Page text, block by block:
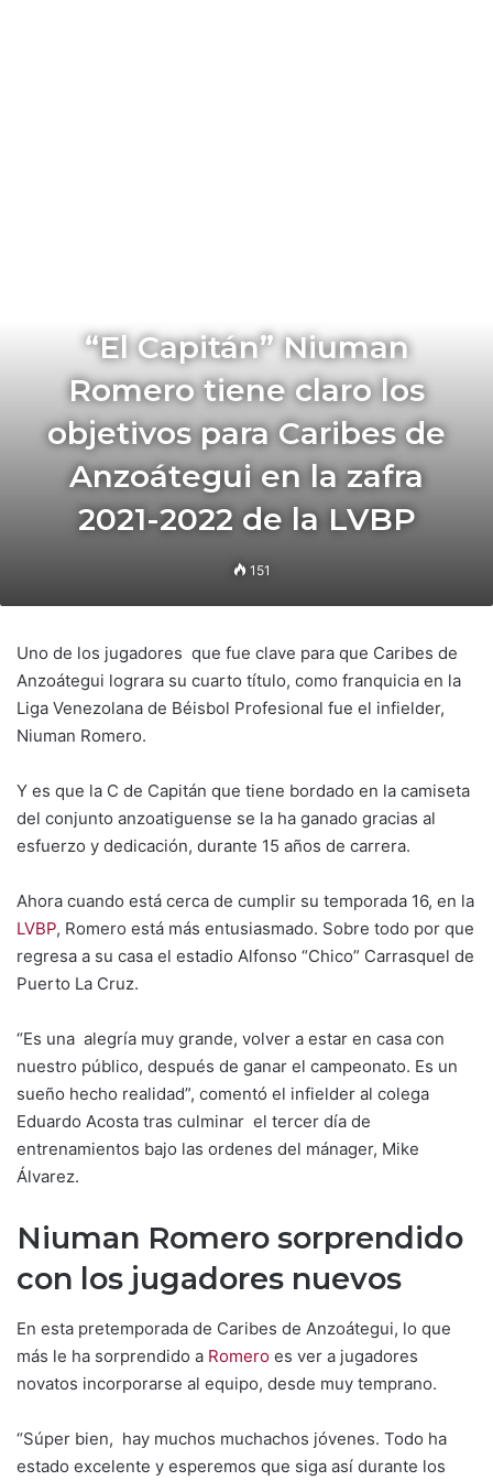
“El Capitán” Niuman
Romero tiene claro los
objetivos para Caribes de
Anzoátegui en la zafra
2021-2022 de la LVBP
151
Uno de los jugadores que fue clave para que Caribes de
Anzoátegui lograra su cuarto título, como franquicia en la
Liga Venezolana de Béisbol Profesional fue el infielder,
Niuman Romero.
Y es que la C de Capitán que tiene bordado en la camiseta
del conjunto anzoatiguense se la ha ganado gracias al
esfuerzo y dedicación, durante 15 años de carrera.
Ahora cuando está cerca de cumplir su temporada 16, en la
LVBP, Romero está más entusiasmado. Sobre todo por que
regresa a su casa el estadio Alfonso “Chico” Carrasquel de
Puerto La Cruz.
“Es una alegría muy grande, volver a estar en casa con
nuestro público, después de ganar el campeonato. Es un
sueño hecho realidad”, comentó el infielder al colega
Eduardo Acosta tras culminar el tercer día de
entrenamientos bajo las ordenes del mánager, Mike
Álvarez.
Niuman Romero sorprendido
con los jugadores nuevos
En esta pretemporada de Caribes de Anzoátegui, lo que
más le ha sorprendido a Romero es ver a jugadores
novatos incorporarse al equipo, desde muy temprano.
“Súper bien, hay muchos muchachos jóvenes. Todo ha
estado excelente y esperemos que siga así durante los